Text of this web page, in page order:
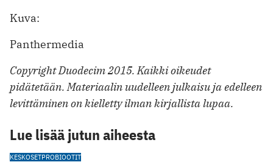
Kuva:
Panthermedia
Copyright Duodecim 2015. Kaikki oikeudet
pidätetään. Materiaalin uudelleen julkaisu ja edelleen
levittäminen on kielletty ilman kirjallista lupaa.
Lue lisää jutun aiheesta
KESKOSETPROBIOOTIT